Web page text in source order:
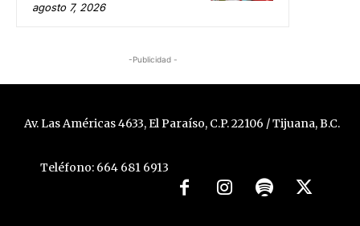
agosto 7, 2026
-Publicidad -
Av. Las Américas 4633, El Paraíso, C.P. 22106 / Tijuana, B.C.
Teléfono: 664 681 6913